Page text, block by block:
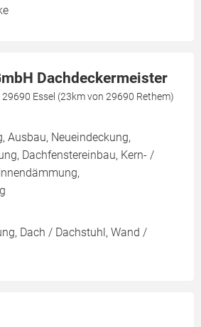
Dachdeckermeister
Essel (23km von 29690 Rethem)
Ausbau, Neueindeckung,
Dachfenstereinbau, Kern- /
Dach / Dachstuhl, Wand /